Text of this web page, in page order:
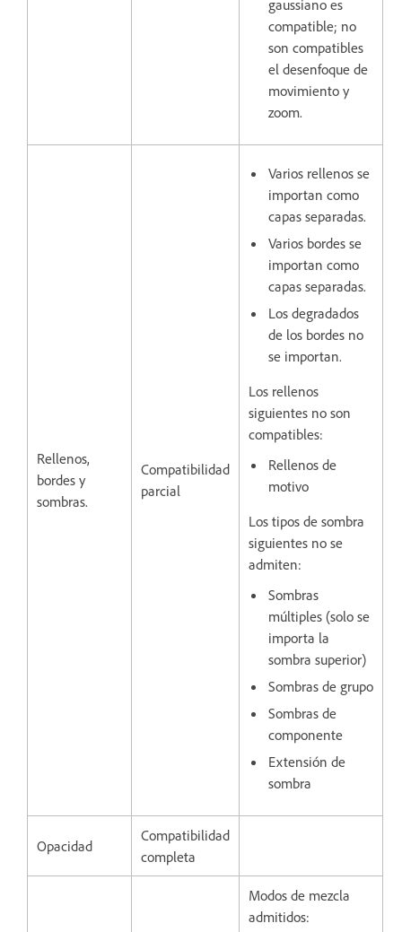
gaussiano es
compatible; no
son compatibles
el desenfoque de
movimiento y
zoom.
Rellenos,
bordes y
sombras.
Compatibilidad
parcial
Varios rellenos se
importan como
capas separadas.
Varios bordes se
importan como
capas separadas.
Los degradados
de los bordes no
se importan.
Los rellenos
siguientes no son
compatibles:
Rellenos de
motivo
Los tipos de sombra
siguientes no se
admiten:
Sombras
múltiples (solo se
importa la
sombra superior)
Sombras de grupo
Sombras de
componente
Extensión de
sombra
Opacidad
Compatibilidad
completa
Modos de mezcla
admitidos: